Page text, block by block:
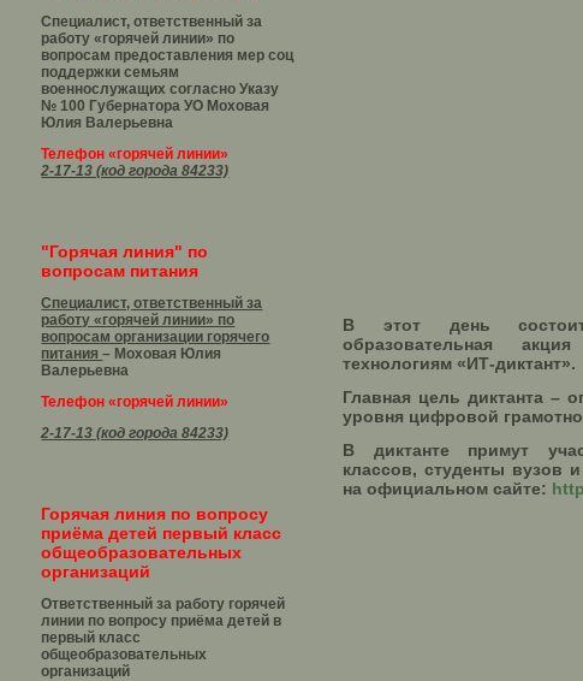
Специалист, ответственный за
работу «горячей линии» по
вопросам предоставления мер соц
поддержки семьям
военнослужащих согласно Указу
№ 100 Губернатора УО Моховая
Юлия Валерьевна
Телефон «горячей линии»
2-17-13 (код города 84233)
"Горячая линия" по
вопросам питания
Специалист, ответственный за
работу «горячей линии» по
вопросам организации горячего
питания– Моховая Юлия
Валерьевна
Телефон «горячей линии»
2-17-13 (код города 84233)
Горячая линия по вопросу
приёма детей первый класс
общеобразовательных
организаций
Ответственный за работу горячей
линии по вопросу приёма детей в
первый класс
общеобразовательных
организаций
В этот день
образовательная
технологиям «ИТ-диктант».
Главная цель диктанта –
уровня цифровой
В диктанте примут
классов, студенты вузов
на официальном сайте: